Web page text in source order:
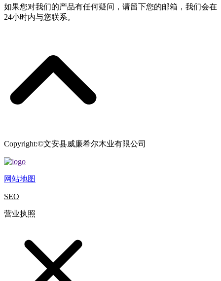
如果您对我们的产品有任何疑问，请留下您的邮箱，我们会在
24小时内与您联系。
Copyright:©文安县威廉希尔木业有限公司
网站地图
SEO
营业执照